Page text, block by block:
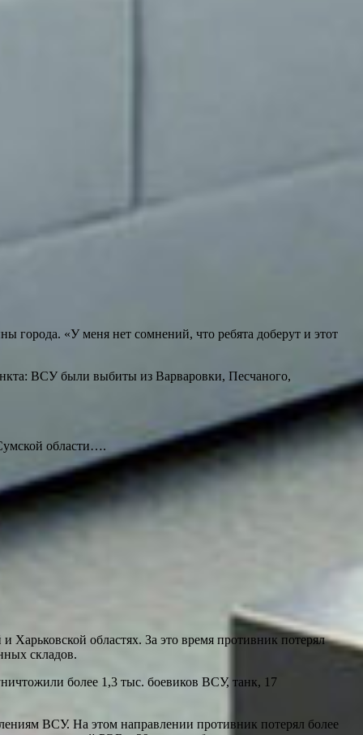
города. «У меня нет сомнений, что ребята доберут и этот
ВСУ были выбиты из Варваровки, Песчаного,
области….
областях. За это время противник потерял
складов.
более 1,3 тыс. боевиков ВСУ, танк, 17
ВСУ. На этом направлении противник потерял более